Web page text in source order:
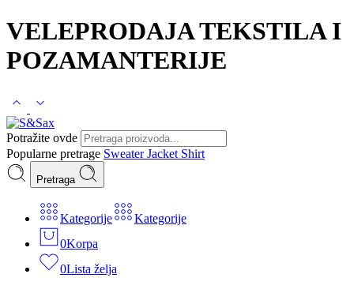
VELEPRODAJA TEKSTILA I
POZAMANTERIJE
Potražite ovde
Popularne pretrage SweaterJacket Shirt
Pretraga
Kategorije
Kategorije
0Korpa
0Lista želja